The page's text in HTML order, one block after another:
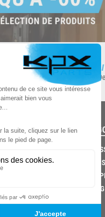
stock
CRÉÉ PARLET'S CLIC